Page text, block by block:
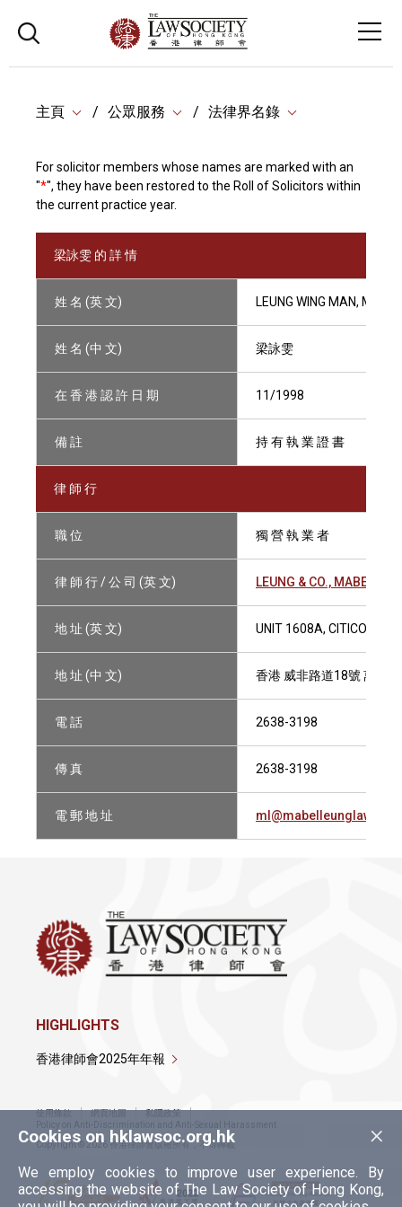
主頁 公眾服務 法律界名錄
For solicitor members whose names are marked with an
"*", they have been restored to the Roll of Solicitors within
the current practice year.
梁詠雯 的 詳 情
姓 名 (英 文) LEUNG WING MAN, MABEL
姓 名 (中 文) 梁詠雯
在 香 港 認 許 日 期 11/1998
備 註 持 有 執 業 證 書
律 師 行
職 位 獨 營 執 業 者
律 師 行 / 公 司 (英 文) LEUNG & CO., MABEL
地 址 (英 文) UNIT 1608A, CITICORP
地 址 (中 文) 香港 威非路道18號 萬國
電 話 2638-3198
傳 真 2638-3198
電 郵 地 址 ml@mabelleunglaw.com
×
Cookies on hklawsoc.org.hk
We employ cookies to improve user experience. By
accessing the website of The Law Society of Hong Kong,
HIGHLIGHTS
香港律師會2025年年報
使用條款 網頁地圖
私隱政策
Policy on Anti-Discrimination and Anti-Sexual Harassment
Copyright © 2026 香港律師會版權所有，不得轉載